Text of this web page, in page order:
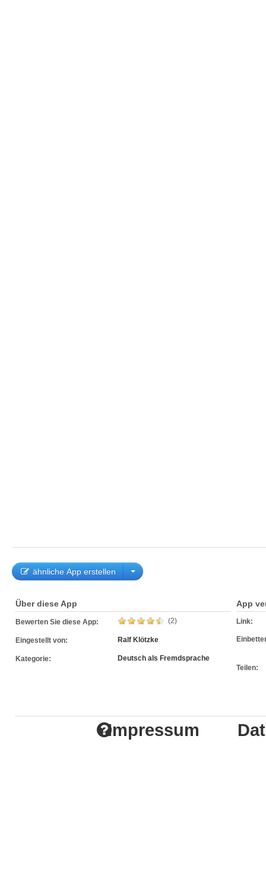
ähnliche App erstellen
Über diese App
Bewerten Sie diese App: (2)
Eingestellt von: Ralf Klötzke
Kategorie: Deutsch als Fremdsprache
App
Link:
Teilen:
Impressum